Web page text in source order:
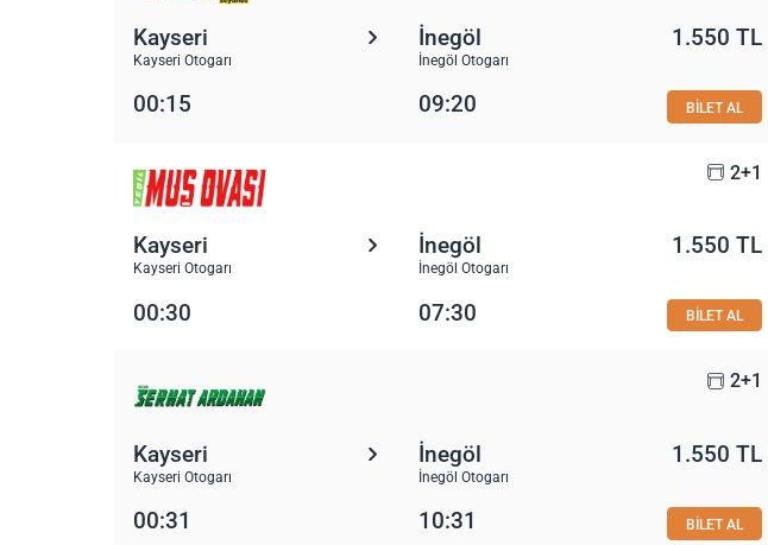
Kayseri
Kayseri Otogarı
İnegöl
İnegöl Otogarı
1.550 TL
00:15 09:20 BİLET AL
2+1
Kayseri
Kayseri Otogarı
İnegöl
İnegöl Otogarı
1.550 TL
00:30 07:30 BİLET AL
2+1
Kayseri
Kayseri Otogarı
İnegöl
İnegöl Otogarı
1.550 TL
00:31 10:31 BİLET AL